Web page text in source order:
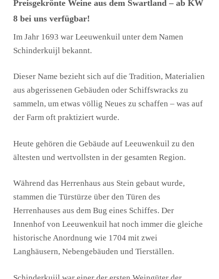
Preisgekrönte Weine aus dem Swartland – ab KW
8 bei uns verfügbar!
Im Jahr 1693 war Leeuwenkuil unter dem Namen
Schinderkuijl bekannt.
Dieser Name bezieht sich auf die Tradition, Materialien
aus abgerissenen Gebäuden oder Schiffswracks zu
sammeln, um etwas völlig Neues zu schaffen – was auf
der Farm oft praktiziert wurde.
Heute gehören die Gebäude auf Leeuwenkuil zu den
ältesten und wertvollsten in der gesamten Region.
Während das Herrenhaus aus Stein gebaut wurde,
stammen die Türstürze über den Türen des
Herrenhauses aus dem Bug eines Schiffes. Der
Innenhof von Leeuwenkuil hat noch immer die gleiche
historische Anordnung wie 1704 mit zwei
Langhäusern, Nebengebäuden und Tierställen.